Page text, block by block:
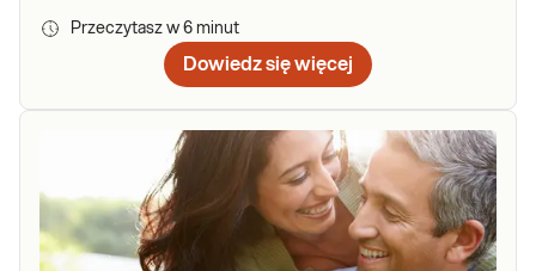
Przeczytasz w 6 minut
Dowiedz się więcej